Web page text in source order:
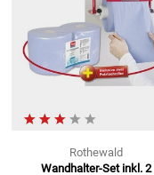
Rothewald
Wandhalter-Set inkl. 2